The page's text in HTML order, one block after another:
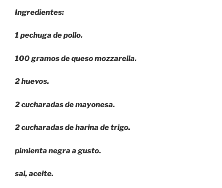
Ingredientes:
1 pechuga de pollo.
100 gramos de queso mozzarella.
2 huevos.
2 cucharadas de mayonesa.
2 cucharadas de harina de trigo.
pimienta negra a gusto.
sal, aceite.